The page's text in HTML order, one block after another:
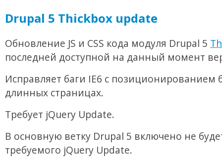
Drupal 5 Thickbox update
Обновление JS и CSS кода модуля Drupal 5
последней доступной на данный момент
Исправляет баги IE6 с позиционированием
длинных страницах.
Требует jQuery Update.
В основную ветку Drupal 5 включено не
требуемого jQuery Update.